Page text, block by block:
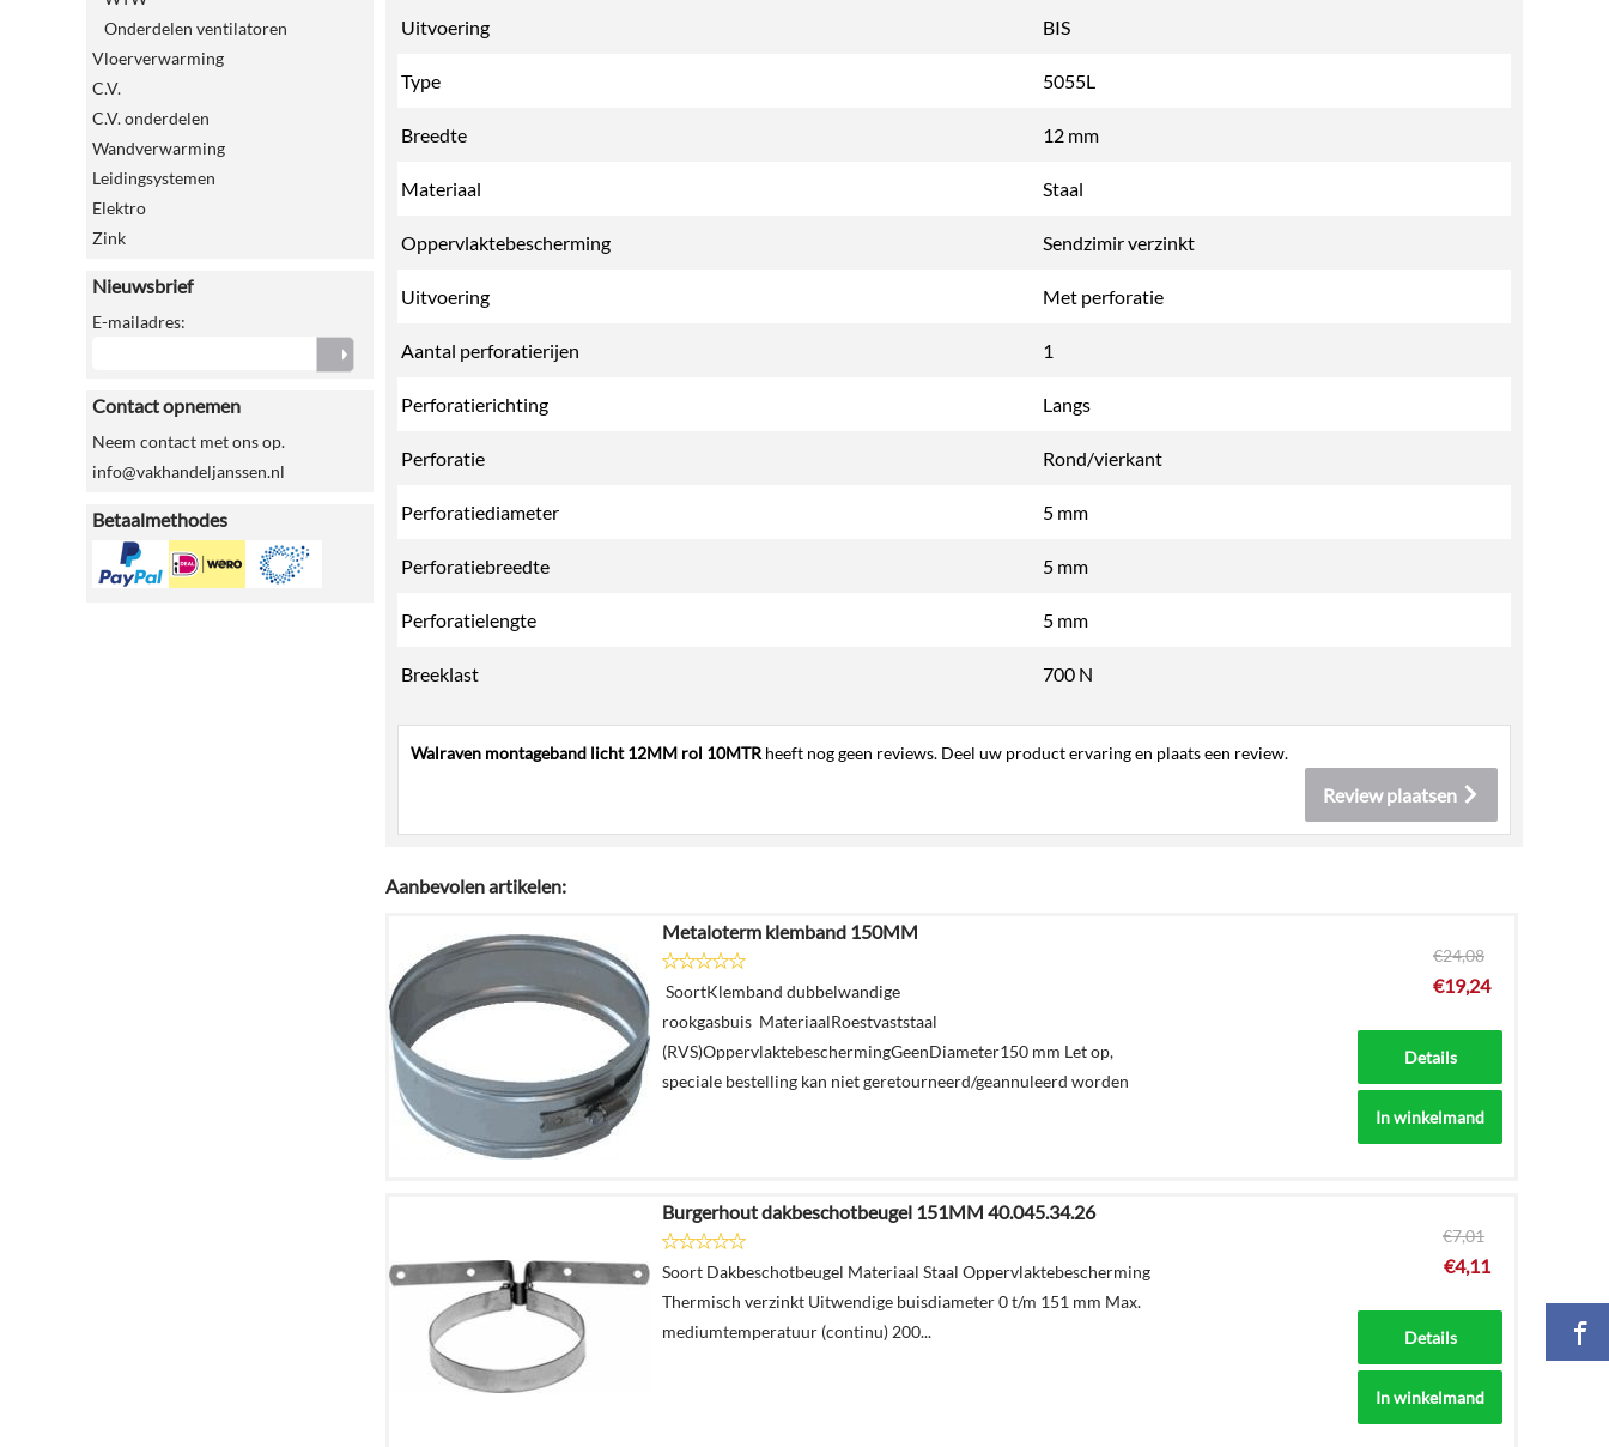
Onderdelen ventilatoren
Vloerverwarming
C.V.
C.V. onderdelen
Wandverwarming
Leidingsystemen
Elektro
Zink
Nieuwsbrief
E-mailadres:
Contact opnemen
Neem contact met ons op.
info@vakhandeljanssen.nl
Betaalmethodes
Uitvoering BIS
Type 5055L
Breedte 12 mm
Materiaal Staal
Oppervlaktebescherming Sendzimir verzinkt
Uitvoering Met perforatie
Aantal perforatierijen 1
Perforatierichting Langs
Perforatie Rond/vierkant
Perforatiediameter 5 mm
Perforatiebreedte 5 mm
Perforatielengte 5 mm
Breeklast 700 N
Walraven montageband licht 12MM rol 10MTR heeft nog geen reviews. Deel uw product ervaring en plaats een review.
Review plaatsen
Aanbevolen artikelen:
Metaloterm klemband 150MM
SoortKlemband dubbelwandige
rookgasbuis MateriaalRoestvaststaal
(RVS)OppervlaktebeschermingGeenDiameter150 mm Let op,
speciale bestelling kan niet geretourneerd/geannuleerd worden
€24,08
€19,24
Details
In winkelmand
Burgerhout dakbeschotbeugel 151MM 40.045.34.26
Soort Dakbeschotbeugel Materiaal Staal Oppervlaktebescherming
Thermisch verzinkt Uitwendige buisdiameter 0 t/m 151 mm Max.
mediumtemperatuur (continu) 200...
€7,01
€4,11
Details
In winkelmand